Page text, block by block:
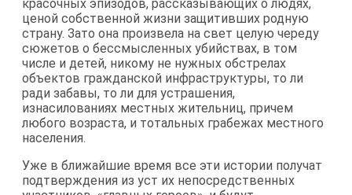
красочных эпизодов, рассказывающих о людях,
ценой собственной жизни защитивших родную
страну. Зато она произвела на свет целую череду
сюжетов о бессмысленных убийствах, в том
числе и детей, никому не нужных обстрелах
объектов гражданской инфраструктуры, то ли
ради забавы, то ли для устрашения,
изнасилованиях местных жительниц, причем
любого возраста, и тотальных грабежах местного
населения.
Уже в ближайшие время все эти истории получат
подтверждения из уст их непосредственных